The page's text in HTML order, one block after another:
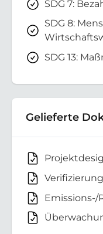
SDG 7:
SDG 8:
SDG 13:
Gelieferte